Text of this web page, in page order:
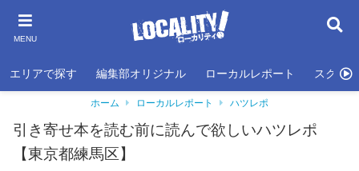
MENU
エリアで探す 編集部オリジナル ローカルレポート スクール
ホーム ローカルレポート ハツレポ
引き寄せ本を読む前に読んで欲しいハツレポ
【東京都練馬区】